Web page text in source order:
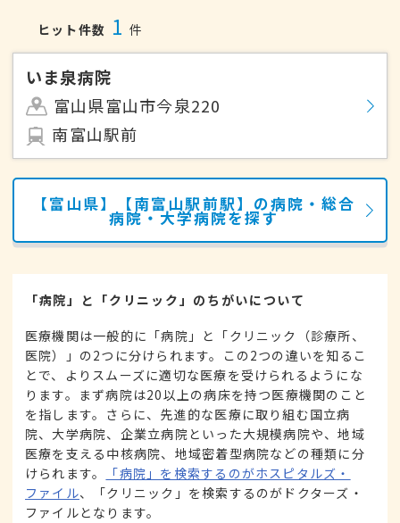
ヒット件数 1 件
いま泉病院
富山県富山市今泉220
南富山駅前
【富山県】【南富山駅前駅】の病院・総合
病院・大学病院を探す
「病院」と「クリニック」のちがいについて
医療機関は一般的に「病院」と「クリニック（診療所、
医院）」の2つに分けられます。この2つの違いを知るこ
とで、よりスムーズに適切な医療を受けられるようにな
ります。まず病院は20以上の病床を持つ医療機関のこと
を指します。さらに、先進的な医療に取り組む国立病
院、大学病院、企業立病院といった大規模病院や、地域
医療を支える中核病院、地域密着型病院などの種類に分
けられます。
「病院」を検索するのがホスピタルズ・
ファイル、「クリニック」を検索するのがドクターズ・
ファイルとなります。